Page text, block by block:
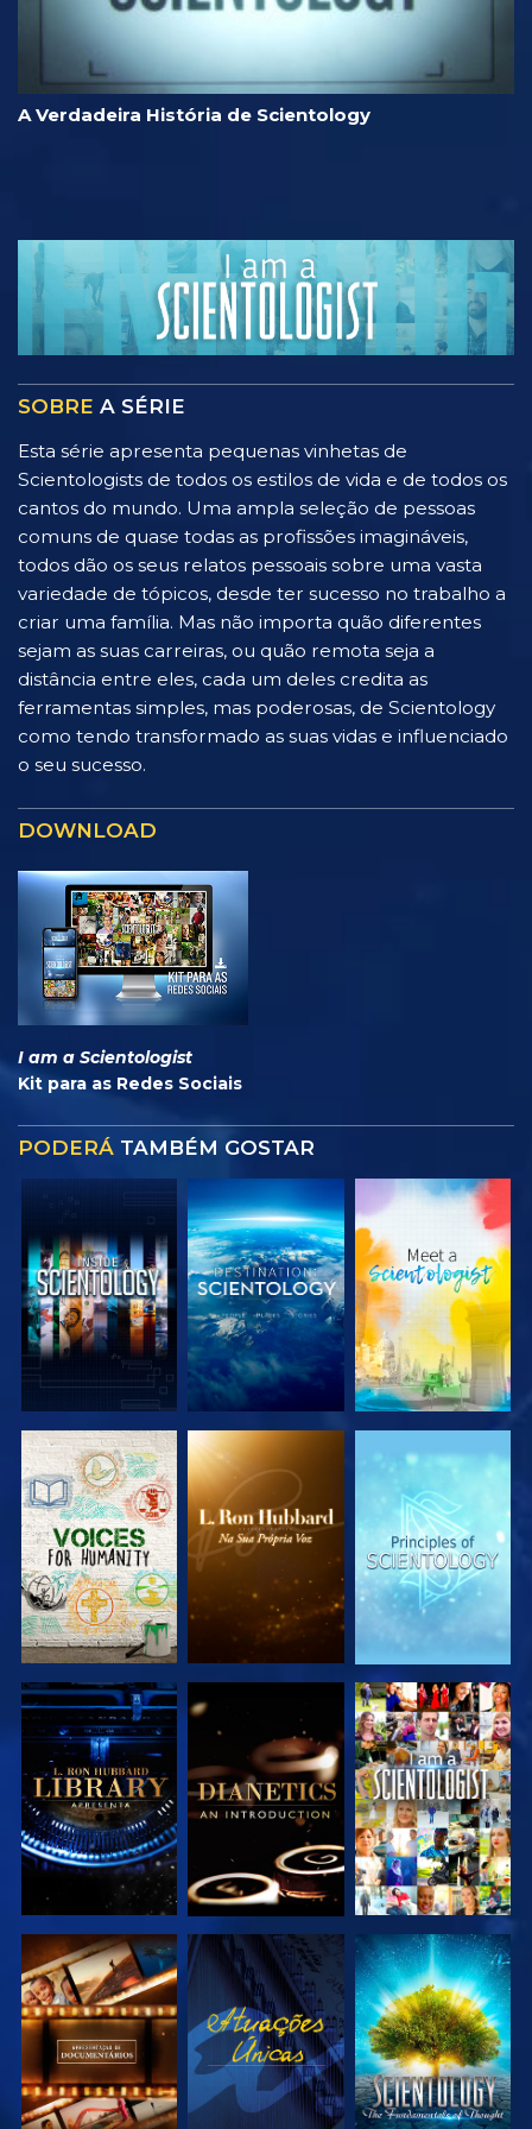
A Verdadeira História de Scientology
SOBRE A SÉRIE
Esta série apresenta pequenas vinhetas de
Scientologists de todos os estilos de vida e de todos os
cantos do mundo. Uma ampla seleção de pessoas
comuns de quase todas as profissões imagináveis,
todos dão os seus relatos pessoais sobre uma vasta
variedade de tópicos, desde ter sucesso no trabalho a
criar uma família. Mas não importa quão diferentes
sejam as suas carreiras, ou quão remota seja a
distância entre eles, cada um deles credita as
ferramentas simples, mas poderosas, de Scientology
como tendo transformado as suas vidas e influenciado
o seu sucesso.
DOWNLOAD
I am a Scientologist
Kit para as Redes Sociais
PODERÁ TAMBÉM GOSTAR
EXPLORAR A
SÉRIE
EXPLORAR A
SÉRIE
EXPLORAR A
SÉRIE
EXPLORAR A
SÉRIE
EXPLORAR A
SÉRIE
VER
EXPLORAR A
SÉRIE
VER
EXPLORAR A
SÉRIE